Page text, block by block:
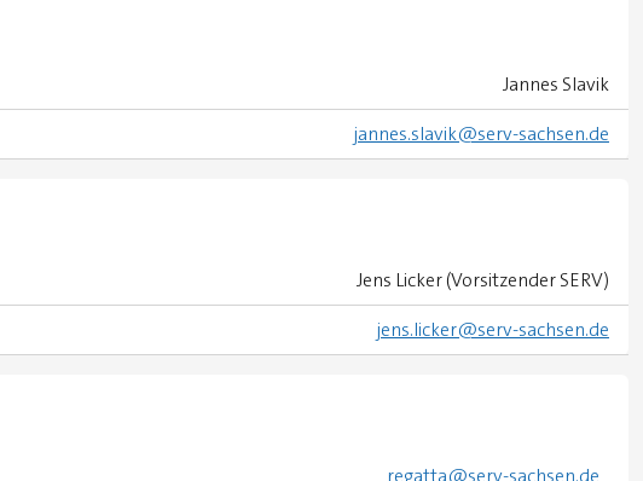
Jannes Slavik
jannes.slavik@serv-sachsen.de
Jens Licker (Vorsitzender SERV)
jens.licker@serv-sachsen.de
regatta@serv-sachsen.de